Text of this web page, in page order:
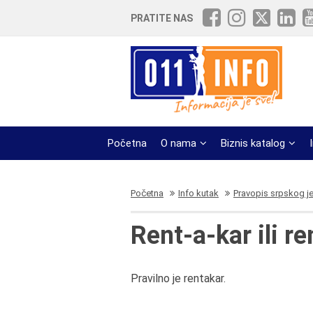
PRATITE NAS
Početna O nama Biznis katalog
Početna Info kutak Pravopis srpskog
Rent-a-kar ili
Pravilno je rentakar.